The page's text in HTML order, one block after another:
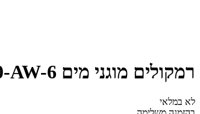
רמקולים מוגני מים Episode ES-500-AW-6
לא במלאי